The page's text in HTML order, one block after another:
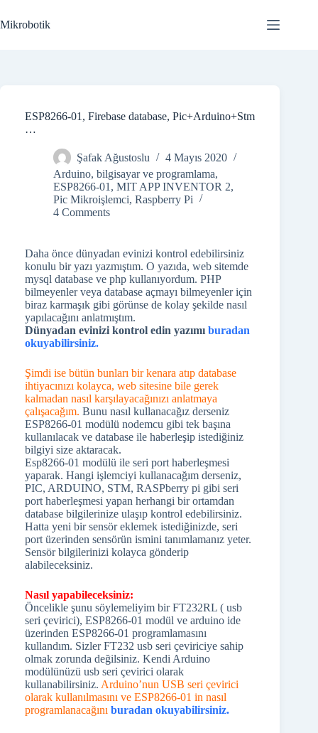
to
content
Mikrobotik
ESP8266-01, Firebase database, Pic+Arduino+Stm
…
Şafak Ağustoslu
4 Mayıs 2020
Arduino, bilgisayar ve programlama,
ESP8266-01 , MIT APP INVENTOR 2,
Pic Mikroişlemci, Raspberry Pi
4 Comments
Daha önce dünyadan evinizi kontrol edebilirsiniz
konulu bir yazı yazmıştım. O yazıda, web sitemde
mysql database ve php kullanıyordum. PHP
bilmeyenler veya database açmayı bilmeyenler için
biraz karmaşık gibi görünse de kolay şekilde nasıl
yapılacağını anlatmıştım.
Dünyadan evinizi kontrol edin yazımı buradan
okuyabilirsiniz.
Şimdi ise bütün bunları bir kenara atıp database
ihtiyacınızı kolayca, web sitesine bile gerek
kalmadan nasıl karşılayacağınızı anlatmaya
çalışacağım. Bunu nasıl kullanacağız derseniz
ESP8266-01 modülü nodemcu gibi tek başına
kullanılacak ve database ile haberleşip istediğiniz
bilgiyi size aktaracak.
Esp8266-01 modülü ile seri port haberleşmesi
yaparak. Hangi işlemciyi kullanacağım derseniz,
PIC, ARDUINO, STM, RASPberry pi gibi seri
port haberleşmesi yapan herhangi bir ortamdan
database bilgilerinize ulaşıp kontrol edebilirsiniz.
Hatta yeni bir sensör eklemek istediğinizde, seri
port üzerinden sensörün ismini tanımlamanız yeter.
Sensör bilgilerinizi kolayca gönderip
alabileceksiniz.
Nasıl yapabileceksiniz:
Öncelikle şunu söylemeliyim bir FT232RL ( usb
seri çevirici), ESP8266-01 modül ve arduino ide
üzerinden ESP8266-01 programlamasını
kullandım. Sizler FT232 usb seri çeviriciye sahip
olmak zorunda değilsiniz. Kendi Arduino
modülünüzü usb seri çevirici olarak
kullanabilirsiniz. Arduino’nun USB seri çevirici
olarak kullanılmasını ve ESP8266-01 in nasıl
programlanacağını buradan okuyabilirsiniz.